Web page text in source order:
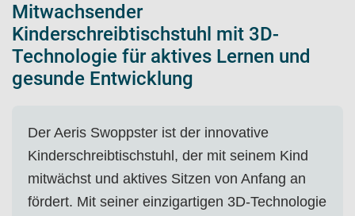
Mitwachsender
Kinderschreibtischstuhl mit 3D-
Technologie für aktives Lernen und
gesunde Entwicklung
Der Aeris Swoppster ist der innovative
Kinderschreibtischstuhl, der mit seinem Kind
mitwächst und aktives Sitzen von Anfang an
fördert. Mit seiner einzigartigen 3D-Technologie